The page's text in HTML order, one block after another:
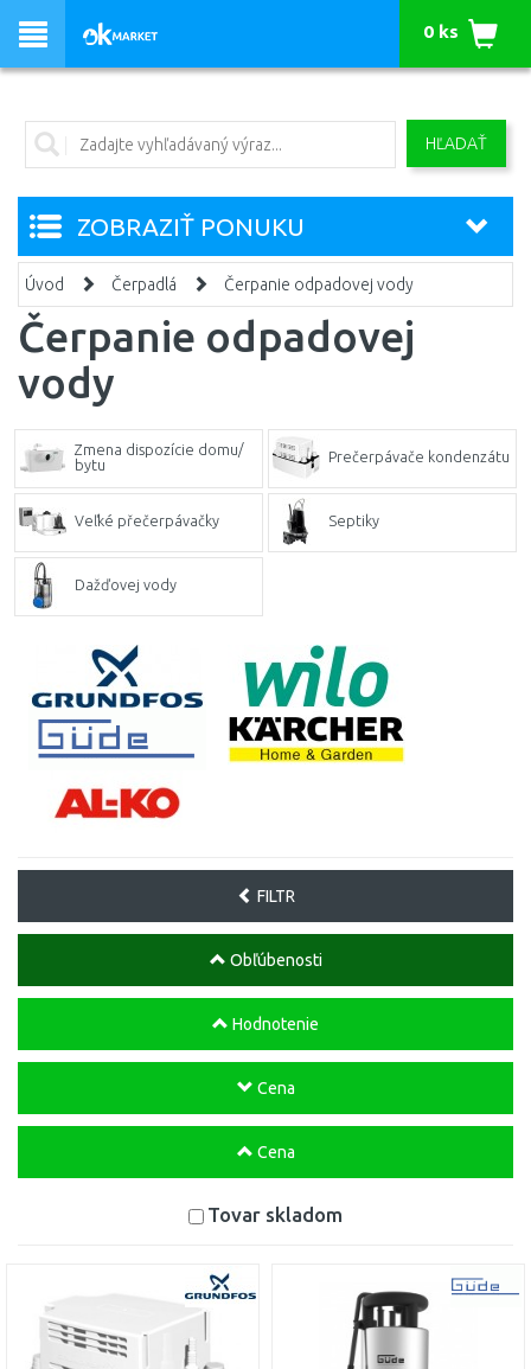
HĽADAŤ
0 ks
ZOBRAZIŤ PONUKU
Úvod Čerpadlá Čerpanie odpadovej vody
Čerpanie odpadovej
vody
Zmena dispozície domu/
bytu
Prečerpávače kondenzátu
Veľké přečerpávačky Septiky
Dažďovej vody
FILTR
Obľúbenosti
Hodnotenie
Cena
Cena
Tovar skladom